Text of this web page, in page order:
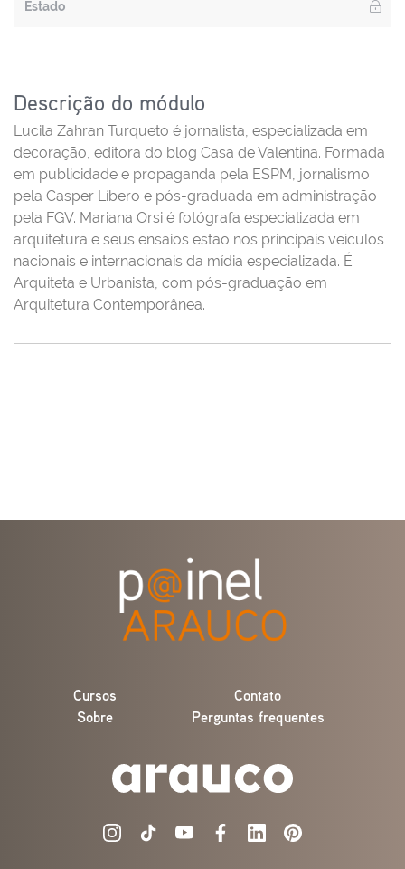
Estado
Descrição do módulo
Lucila Zahran Turqueto é jornalista, especializada em
decoração, editora do blog Casa de Valentina. Formada
em publicidade e propaganda pela ESPM, jornalismo
pela Casper Líbero e pós-graduada em administração
pela FGV. Mariana Orsi é fotógrafa especializada em
arquitetura e seus ensaios estão nos principais veículos
nacionais e internacionais da mídia especializada. É
Arquiteta e Urbanista, com pós-graduação em
Arquitetura Contemporânea.
Cursos
Contato
Sobre
Perguntas frequentes